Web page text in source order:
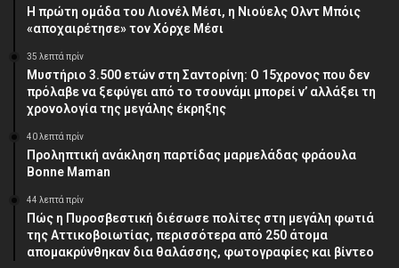
Η πρώτη ομάδα του Λιονέλ Μέσι, η Νιούελς Ολντ Μπόις
«αποχαιρέτησε» τον Χόρχε Μέσι
35 λεπτά πρίν
Μυστήριο 3.500 ετών στη Σαντορίνη: Ο 15χρονος που δεν
πρόλαβε να ξεφύγει από το τσουνάμι μπορεί ν’ αλλάξει τη
χρονολογία της μεγάλης έκρηξης
40 λεπτά πρίν
Προληπτική ανάκληση παρτίδας μαρμελάδας φράουλα
Bonne Maman
44 λεπτά πρίν
Πώς η Πυροσβεστική διέσωσε πολίτες στη μεγάλη φωτιά
της Αττικοβοιωτίας, περισσότερα από 250 άτομα
απομακρύνθηκαν δια θαλάσσης, φωτογραφίες και βίντεο